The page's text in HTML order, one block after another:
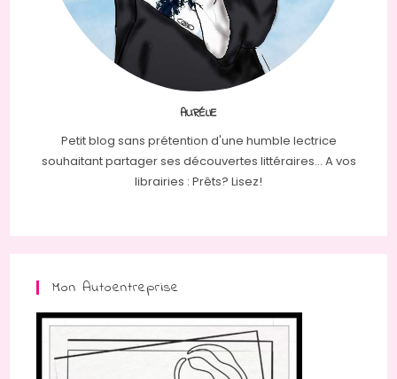
AURÉLIE
Petit blog sans prétention d'une humble lectrice
souhaitant partager ses découvertes littéraires... A vos
librairies : Prêts? Lisez!
Mon Autoentreprise